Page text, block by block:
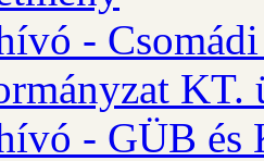
-
KT.
- GÜB és